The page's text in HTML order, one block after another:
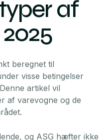
af
beregnet til
visse betingelser
artikel vil
af varevogne og de
og ASG hæfter ikke